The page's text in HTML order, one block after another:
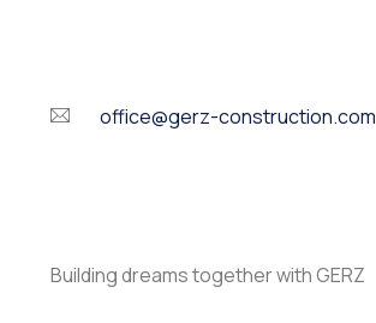
office@gerz-construction.com
Building dreams together with GERZ